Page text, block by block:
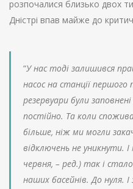
розпочалися близько двох
Дністрі впав майже до
“У нас тоді залишився
насос на станції
резервуари були
постійно. Та коли
більше, ніж ми могли
відключень не уникнути.
червня, – ред.) так і
наших басейнів. До нуля.